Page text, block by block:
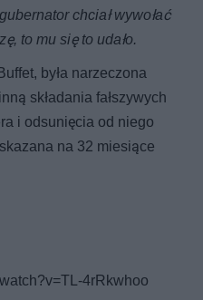
chciał wywołać
to mu się to udało.
była narzeczona
składania fałszywych
i odsunięcia od niego
na 32 miesiące
4rRkwhoo